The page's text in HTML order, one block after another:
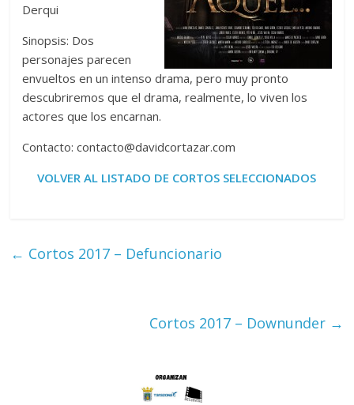
Derqui
Sinopsis: Dos
personajes parecen
envueltos en un intenso drama, pero muy pronto
descubriremos que el drama, realmente, lo viven los
actores que los encarnan.
Contacto: contacto@davidcortazar.com
VOLVER AL LISTADO DE CORTOS SELECCIONADOS
← Cortos 2017 – Defuncionario
Cortos 2017 – Downunder →